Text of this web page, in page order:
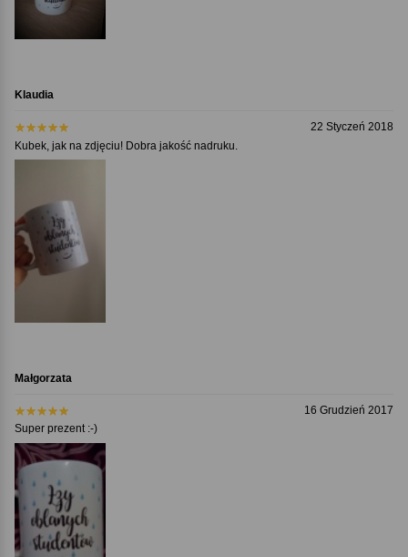
Klaudia
22 Styczeń 2018
Kubek, jak na zdjęciu! Dobra jakość nadruku.
Małgorzata
16 Grudzień 2017
Super prezent :-)